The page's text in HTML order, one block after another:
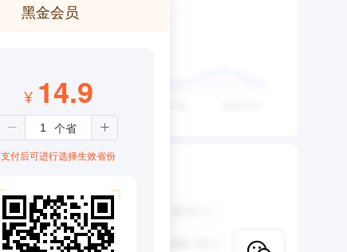
黑金会员
¥ 14.9
支付后可进行选择生效省份